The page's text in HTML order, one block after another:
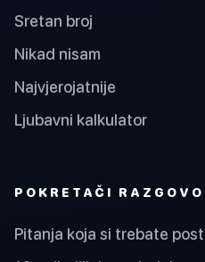
Sretan broj
Nikad nisam
Najvjerojatnije
Ljubavni kalkulator
POKRETAČI
Pitanja koja si trebate